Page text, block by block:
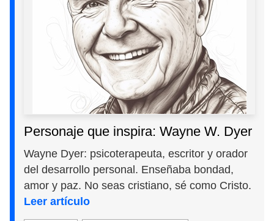
Personaje que inspira: Wayne W. Dyer
Wayne Dyer: psicoterapeuta, escritor y orador
del desarrollo personal. Enseñaba bondad,
amor y paz. No seas cristiano, sé como Cristo.
Leer artículo